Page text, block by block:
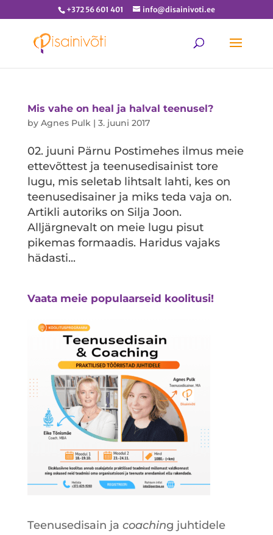
+372 56 601 401 info@disainivoti.ee
Mis vahe on heal ja halval teenusel?
by Agnes Pulk| 3. juuni 2017
02. juuni Pärnu Postimehes ilmus meie
ettevõttest ja teenusedisainist tore
lugu, mis seletab lihtsalt lahti, kes on
teenusedisainer ja miks teda vaja on.
Artikli autoriks on Silja Joon.
Alljärgnevalt on meie lugu pisut
pikemas formaadis. Haridus vajaks
hädasti...
Vaata meie populaarseid koolitusi!
Teenusedisain ja coaching juhtidele